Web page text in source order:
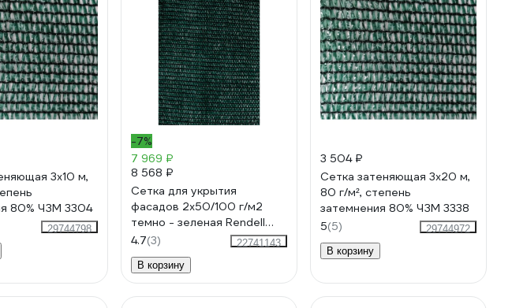
3x10 м,
80% ЧЗМ 3304
29744798
-7%
7 969 ₽
8 568 ₽
Сетка для укрытия
фасадов 2х50/100 г/м2
темно - зеленая Rendell
00-00001024
4.7(3)
22741143
В корзину
3 504 ₽
Сетка затеняющая 3x20 м,
80 г/м², степень
затемнения 80% ЧЗМ 3338
5(5)
29744972
В корзину